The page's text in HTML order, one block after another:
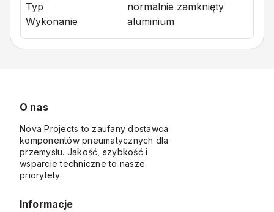
Typ
normalnie zamknięty
Wykonanie
aluminium
O nas
Nova Projects to zaufany dostawca
komponentów pneumatycznych dla
przemysłu. Jakość, szybkość i
wsparcie techniczne to nasze
priorytety.
Informacje